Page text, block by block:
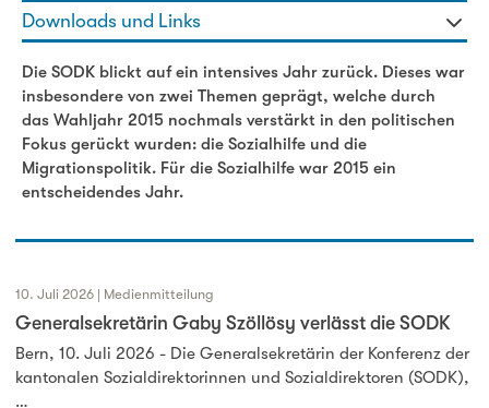
Gaby Szöllösy - Generalsekretärin
076 336 47 98
Downloads und Links
Jahresbericht 2015
Die SODK blickt auf ein intensives Jahr zurück. Dieses war
insbesondere von zwei Themen geprägt, welche durch
das Wahljahr 2015 nochmals verstärkt in den politischen
Fokus gerückt wurden: die Sozialhilfe und die
Migrationspolitik. Für die Sozialhilfe war 2015 ein
entscheidendes Jahr.
10. Juli 2026 | Medienmitteilung
Generalsekretärin Gaby Szöllösy verlässt die SODK
Bern, 10. Juli 2026 - Die Generalsekretärin der Konferenz der
kantonalen Sozialdirektorinnen und Sozialdirektoren (SODK),
…